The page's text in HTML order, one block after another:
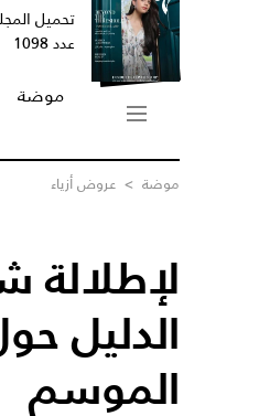
تحميل
عدد 1098
موضة
موضة > عروض أزياء
لإطلالة
الدليل
الموسم